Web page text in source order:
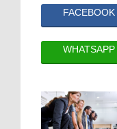
FACEBOOK
WHATSAPP